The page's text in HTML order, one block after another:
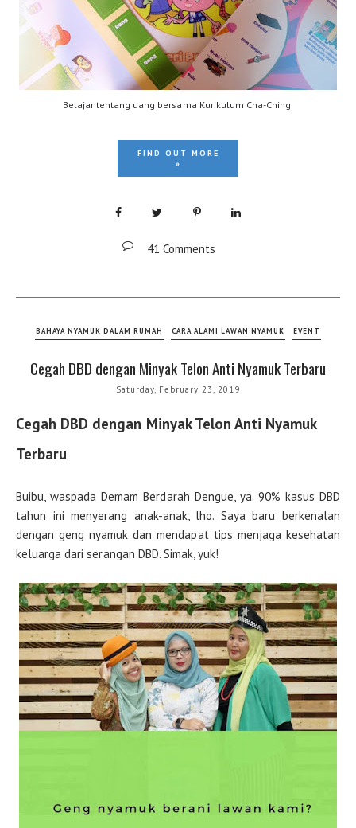
Belajar tentang uang bersama Kurikulum Cha-Ching
FIND OUT MORE
»
41 Comments
BAHAYA NYAMUK DALAM RUMAH CARA ALAMI LAWAN NYAMUK EVENT
Cegah DBD dengan Minyak Telon Anti Nyamuk Terbaru
Saturday, February 23, 2019
Cegah DBD dengan Minyak Telon Anti Nyamuk
Terbaru
Buibu, waspada Demam Berdarah Dengue, ya. 90% kasus DBD
tahun ini menyerang anak-anak, lho. Saya baru berkenalan
dengan geng nyamuk dan mendapat tips menjaga kesehatan
keluarga dari serangan DBD. Simak, yuk!